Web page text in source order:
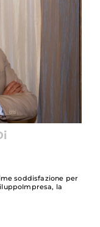
soddisfazione per
la